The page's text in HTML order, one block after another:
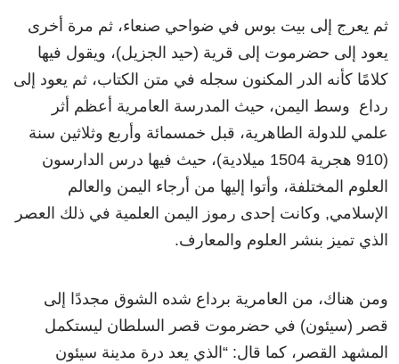
ثم يعرج إلى بيت بوس في ضواحي صنعاء، ثم مرة أخرى
يعود إلى حضرموت إلى قرية (حيد الجزيل)، ويقول فيها
كلامًا كأنه الدر المكنون سجله في متن الكتاب، ثم يعود إلى
رداع وسط اليمن، حيث المدرسة العامرية أعظم أثر
علمي للدولة الطاهرية، قبل خمسمائة وأربع وثلاثين سنة
(910 هجرية 1504 ميلادية)، حيث فيها درس الدارسون
العلوم المختلفة، وأتوا إليها من أرجاء اليمن والعالم
الإسلامي, وكانت إحدى رموز اليمن العلمية في ذلك العصر
الذي تميز بنشر العلوم والمعارف.
ومن هناك، من العامرية برداع شده الشوق مجددًا إلى
قصر (سيئون) في حضرموت قصر السلطان ليستكمل
المشهد القصر، كما قال: “الذي يعد درة مدينة سيئون